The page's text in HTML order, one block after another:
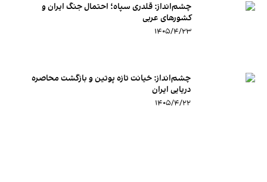
چشم‌انداز:‌ قلدری سپاه؛ احتمال جنگ ایران و
کشورهای عربی
۱۴۰۵/۴/۲۳
چشم‌انداز: خیانت تازه پوتین و بازگشت محاصره
دریایی ایران
۱۴۰۵/۴/۲۲